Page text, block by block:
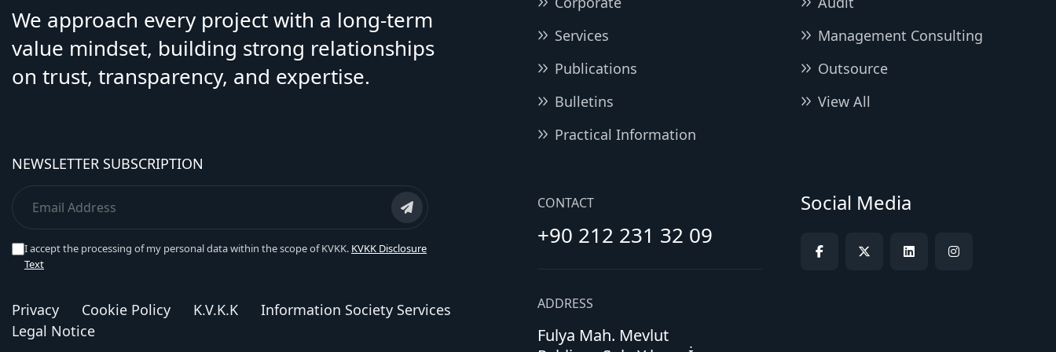
We approach every project with a long-term
value mindset, building strong relationships
on trust, transparency, and expertise.
NEWSLETTER SUBSCRIPTION
I accept the processing of my personal data within the scope of KVKK. KVKK Disclosure
Text
Privacy Cookie Policy K.V.K.K
Information Society Services
Legal Notice
Services
Publications
Bulletins
Practical Information
Management Consulting
Outsource
View All
CONTACT
+90 212 231 32 09
ADDRESS
Fulya Mah. Mevlut
Social Media